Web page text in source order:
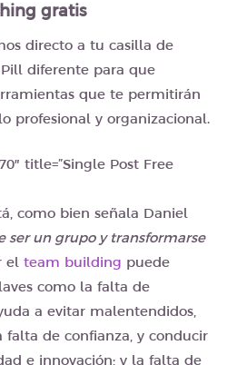
gratis
directo a tu casilla de
diferente para que
que te permitirán
profesional y organizacional.
title=”Single Post Free
como bien señala Daniel
ser un grupo y transformarse
el team building puede
como la falta de
a evitar malentendidos,
falta de confianza, y conducir
e innovación; y la falta de